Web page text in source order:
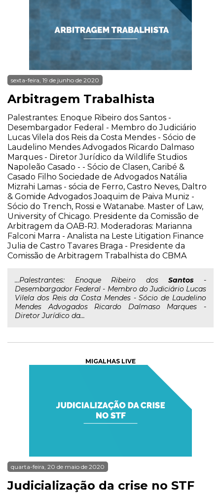
sexta-feira, 19 de junho de 2020
Arbitragem Trabalhista
Palestrantes: Enoque Ribeiro dos Santos -
Desembargador Federal - Membro do Judiciário
Lucas Vilela dos Reis da Costa Mendes - Sócio de
Laudelino Mendes Advogados Ricardo Dalmaso
Marques - Diretor Jurídico da Wildlife Studios
Napoleão Casado - - Sócio de Clasen, Caribé &
Casado Filho Sociedade de Advogados Natália
Mizrahi Lamas - sócia de Ferro, Castro Neves, Daltro
& Gomide Advogados Joaquim de Paiva Muniz -
Sócio do Trench, Rossi e Watanabe. Master of Law,
University of Chicago. Presidente da Comissão de
Arbitragem da OAB-RJ. Moderadoras: Marianna
Falconi Marra - Analista na Leste Litigation Finance
Julia de Castro Tavares Braga - Presidente da
Comissão de Arbitragem Trabalhista do CBMA
...Palestrantes: Enoque Ribeiro dosSantos -
Desembargador Federal - Membro do Judiciário Lucas
Vilela dos Reis da Costa Mendes - Sócio de Laudelino
Mendes Advogados Ricardo Dalmaso Marques -
Diretor Jurídico da...
MIGALHAS LIVE
quarta-feira, 20 de maio de 2020
Judicialização da crise no STF